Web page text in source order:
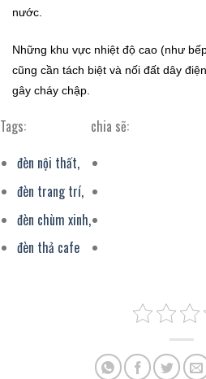
nước.
Những khu vực nhiệt độ cao (như
cũng cần tách biệt và nối đất dây
gây cháy chập.
Tags:
đèn nội thất,
đèn trang trí,
đèn chùm xinh,
đèn thả cafe
chia sẽ: